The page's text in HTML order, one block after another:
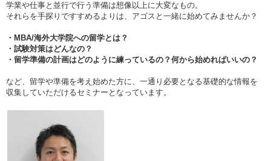
学業や仕事と並行で行う準備は想像以上に大変なもの。
それらを手探りですすめるよりは、アゴスと一緒に始めてみませんか？
・MBA/海外大学院への留学とは？
・試験対策はどんなの？
・留学準備の計画はどのように練っているの？何から始めればいいの？
など、留学や準備を考え始めた方に、一通り必要となる基礎的な情報を
収集していただけるセミナーとなっています。